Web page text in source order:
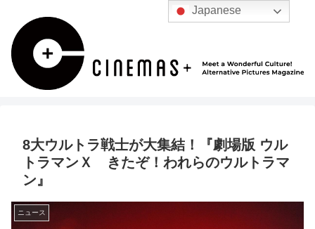
8大ウルトラ戦士が大集結！『劇場版 ウル
トラマンＸ きたぞ！われらのウルトラマ
ン』
ニュース
Japanese